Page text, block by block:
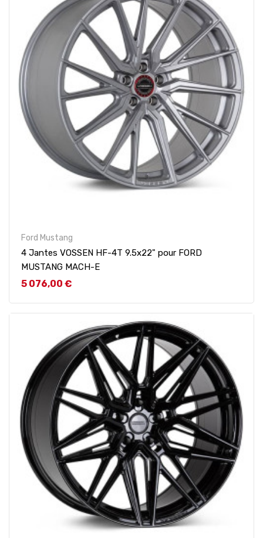
Ford Mustang
4 Jantes VOSSEN HF-4T 9.5x22" pour FORD
MUSTANG MACH-E
Prix
5 076,00 €